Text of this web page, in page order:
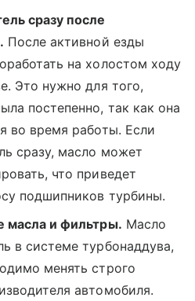
сразу после
После активной езды
на холостом ходу
Это нужно для того,
постепенно, так как она
во время работы. Если
сразу, масло может
что приведет
подшипников турбины.
масла и фильтры. Масло
в системе турбонаддува,
менять строго
автомобиля.